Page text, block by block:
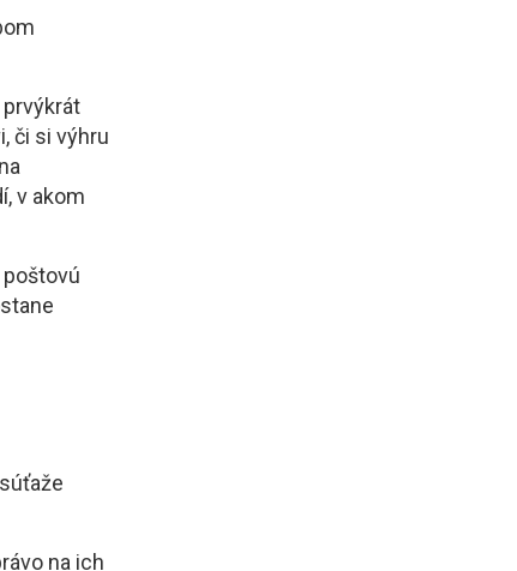
či si výhru
v akom
na ich